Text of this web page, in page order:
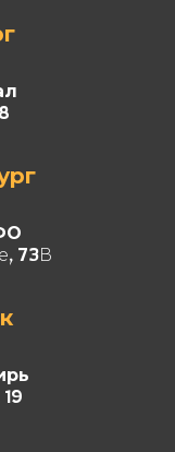
73В